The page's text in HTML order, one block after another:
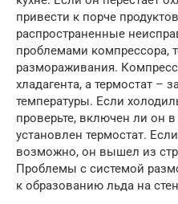
привести к порче
распространенные
проблемами компрессора,
размораживания.
хладагента, а термостат –
температуры. Если
проверьте, включен ли он
установлен термостат.
возможно, он вышел из
Проблемы с системой
к образованию льда на